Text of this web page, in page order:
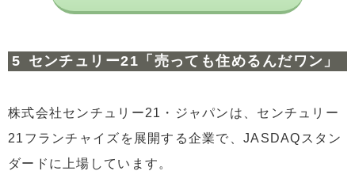
センチュリー21「売っても住めるんだワン」
株式会社センチュリー21・ジャパンは、センチュリー
21フランチャイズを展開する企業で、JASDAQスタン
ダードに上場しています。